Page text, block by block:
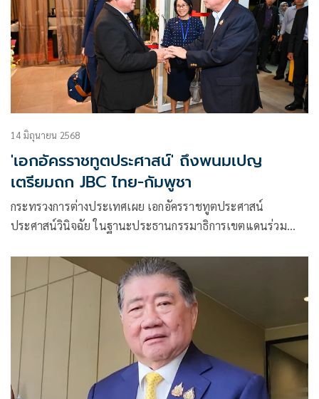
14 มิถุนายน 2568
'เอกอัครราชทูตประศาสน์' ถึงพนมเปญ
เตรียมถก JBC ไทย-กัมพูชา
กระทรวงการต่างประเทศเผย เอกอัครราชทูตประศาสน์
ประศาสน์วินิจฉัย ในฐานะประธานกรรมาธิการเขตแดนร่วม
ประชุม JBC ครั้งที่ 6 ขณะที่กัมพูชาให้การต้อนรับอย่างเป็น
ทางการ